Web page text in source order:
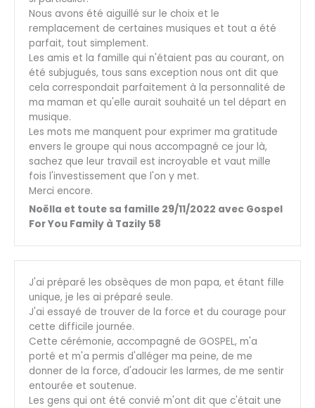
Nous avons été aiguillé sur le choix et le
remplacement de certaines musiques et tout a été
parfait, tout simplement.
Les amis et la famille qui n'étaient pas au courant, on
été subjugués, tous sans exception nous ont dit que
cela correspondait parfaitement à la personnalité de
ma maman et qu'elle aurait souhaité un tel départ en
musique.
Les mots me manquent pour exprimer ma gratitude
envers le groupe qui nous accompagné ce jour là,
sachez que leur travail est incroyable et vaut mille
fois l'investissement que l'on y met.
Merci encore.
Noëlla et toute sa famille 29/11/2022 avec Gospel
For You Family à Tazily 58
J'ai préparé les obsèques de mon papa, et étant fille
unique, je les ai préparé seule.
J'ai essayé de trouver de la force et du courage pour
cette difficile journée.
Cette cérémonie, accompagné de GOSPEL, m'a
porté et m'a permis d'alléger ma peine, de me
donner de la force, d'adoucir les larmes, de me sentir
entourée et soutenue.
Les gens qui ont été convié m'ont dit que c'était une